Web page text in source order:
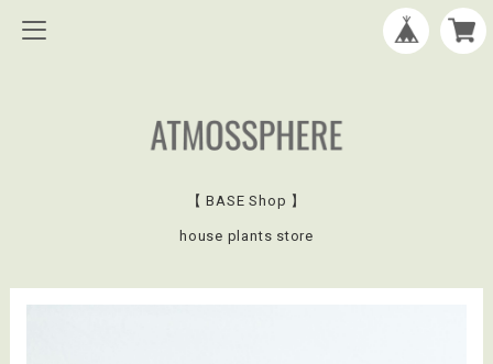
【 BASE Shop 】
house plants store